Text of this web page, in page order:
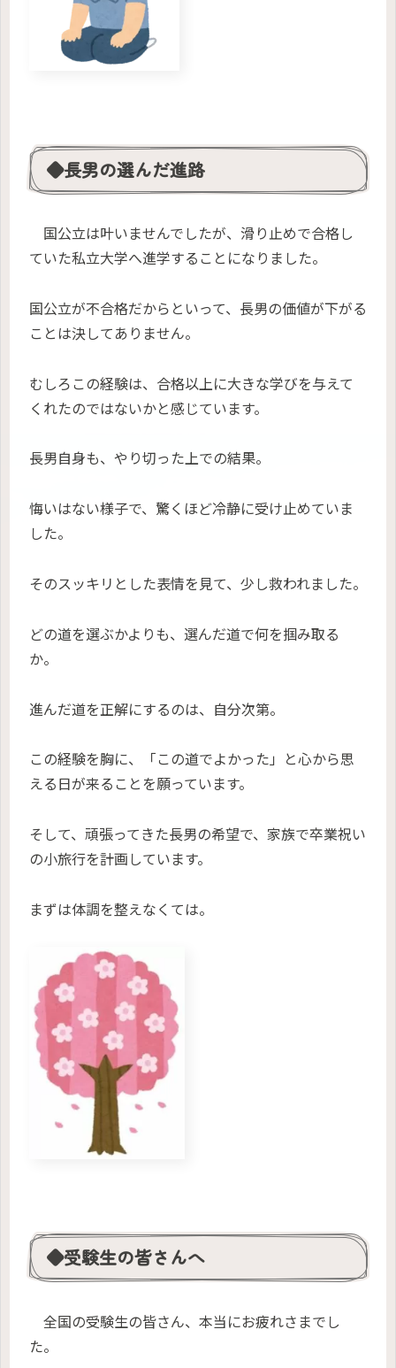
◆長男の選んだ進路
国公立は叶いませんでしたが、滑り止めで合格し
ていた私立大学へ進学することになりました。
国公立が不合格だからといって、長男の価値が下がる
ことは決してありません。
むしろこの経験は、合格以上に大きな学びを与えて
くれたのではないかと感じています。
長男自身も、やり切った上での結果。
悔いはない様子で、驚くほど冷静に受け止めていま
した。
そのスッキリとした表情を見て、少し救われました。
どの道を選ぶかよりも、選んだ道で何を掴み取る
か。
進んだ道を正解にするのは、自分次第。
この経験を胸に、「この道でよかった」と心から思
える日が来ることを願っています。
そして、頑張ってきた長男の希望で、家族で卒業祝い
の小旅行を計画しています。
まずは体調を整えなくては。
◆受験生の皆さんへ
全国の受験生の皆さん、本当にお疲れさまでし
た。